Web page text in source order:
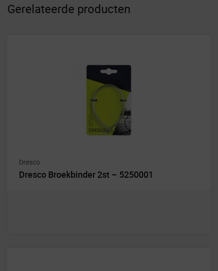
Gerelateerde producten
Dresco
Dresco Broekbinder 2st – 5250001